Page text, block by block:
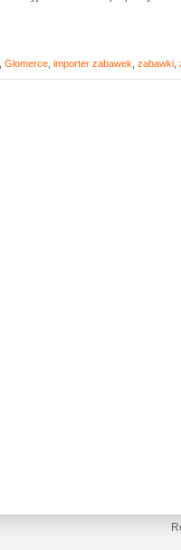
Glomerce importer zabawek zabawki